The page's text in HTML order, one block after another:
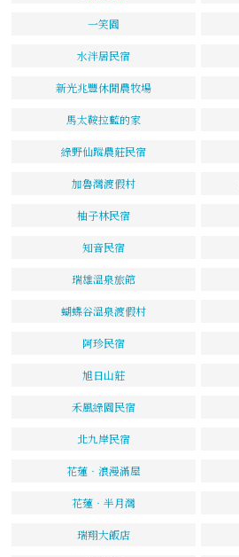
一笑園
水泮居民宿
新光兆豐休閒農牧場
馬太鞍拉藍的家
綠野仙蹤農莊民宿
加魯灣渡假村
柚子林民宿
知音民宿
瑞雄溫泉旅館
蝴蝶谷溫泉渡假村
阿珍民宿
旭日山莊
禾風綠園民宿
北九岸民宿
花蓮‧浪漫滿屋
花蓮‧半月灣
瑞翔大飯店